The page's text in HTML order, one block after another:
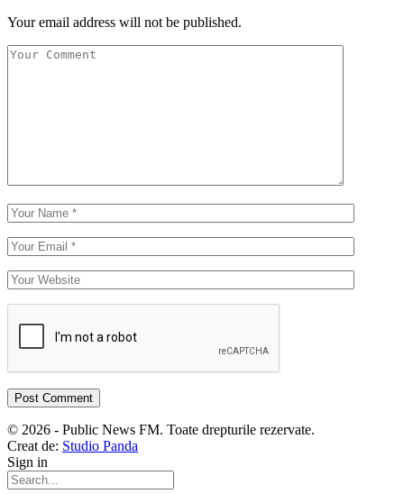
Your email address will not be published.
© 2026 - Public News FM. Toate drepturile rezervate.
Creat de: Studio Panda
Sign in